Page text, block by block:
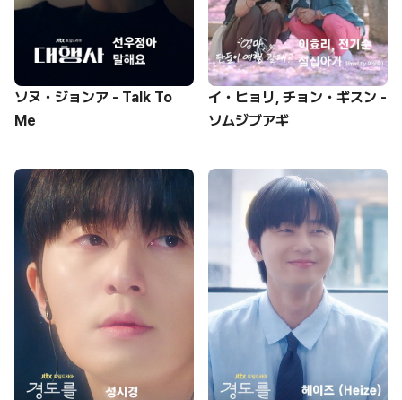
ソヌ・ジョンア - Talk To
Me
イ・ヒョリ, チョン・ギスン -
ソムジブアギ